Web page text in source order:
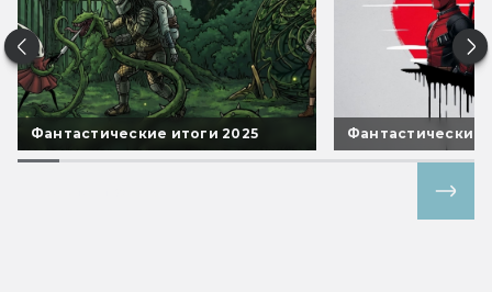
Фантастические итоги 2025 Фантастические